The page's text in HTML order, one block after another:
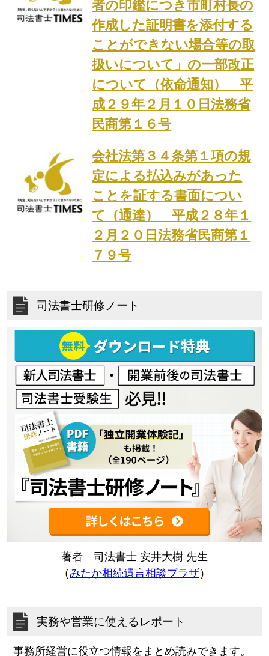
者の印鑑につき市町村長の
作成した証明書を添付する
ことができない場合等の取
扱いについて」の一部改正
について（依命通知） 平
成２９年２月１０日法務省
民商第１６号
会社法第３４条第１項の規
定による払込みがあった
ことを証する書面につい
て（通達） 平成２８年１
２月２０日法務省民商第１
７９号
司法書士研修ノート
著者 司法書士 安井大樹 先生
（みたか相続遺言相談プラザ）
実務や営業に使えるレポート
事務所経営に役立つ情報をまとめ読みできます。